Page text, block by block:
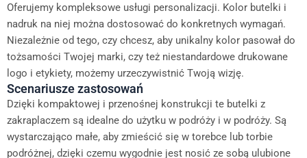
Oferujemy kompleksowe usługi personalizacji. Kolor butelki i
nadruk na niej można dostosować do konkretnych wymagań.
Niezależnie od tego, czy chcesz, aby unikalny kolor pasował do
tożsamości Twojej marki, czy też niestandardowe drukowane
logo i etykiety, możemy urzeczywistnić Twoją wizję.
Scenariusze zastosowań
Dzięki kompaktowej i przenośnej konstrukcji te butelki z
zakraplaczem są idealne do użytku w podróży i w podróży. Są
wystarczająco małe, aby zmieścić się w torebce lub torbie
podróżnej, dzięki czemu wygodnie jest nosić ze sobą ulubione